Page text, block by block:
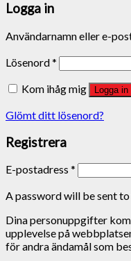
Logga in
Användarnamn eller e-
Lösenord*
Kom ihåg mig
Logga in
Glömt ditt lösenord?
Registrera
E-postadress *
A password will be sent
Dina personuppgifter
upplevelse på
för andra ändamål som